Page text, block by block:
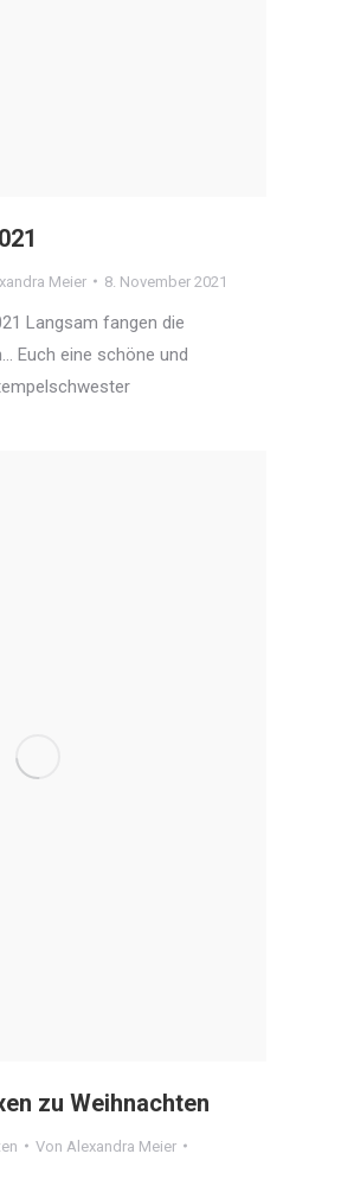
Meier 8. November 2021
Langsam fangen die
Euch eine schöne und
zu Weihnachten
Von Alexandra Meier